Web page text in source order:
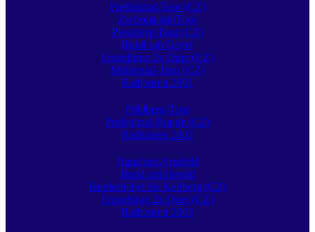
Preßnitztal-Tour (CZ)
Zschopautal-Tour
Plessberg-Tour (CZ)
Rund um Geyer
Erzgebirge 2x Quer (CZ)
Mühlental-Tour (CZ)
Radtouren 2001
Pöhlberg-Tour
Preßnitztal-Runde (CZ)
Radtouren 2002
Rund um Arnsfeld
Rund um Herold
Kupferhübel bis Keilberg (CZ)
Erzgebirge 2x Quer (CZ)
Radtouren 2003